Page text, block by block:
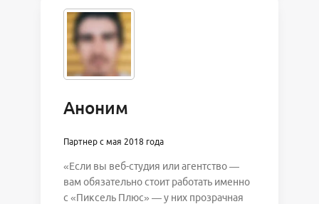
Аноним
Партнер с мая 2018 года
«Если вы веб-студия или агентство —
вам обязательно стоит работать именно
с «Пиксель Плюс» — у них прозрачная